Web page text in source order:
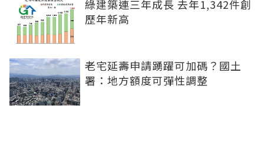
綠建築連三年成長 去年1,342件創
歷年新高
老宅延壽申請踴躍可加碼？國土
署：地方額度可彈性調整